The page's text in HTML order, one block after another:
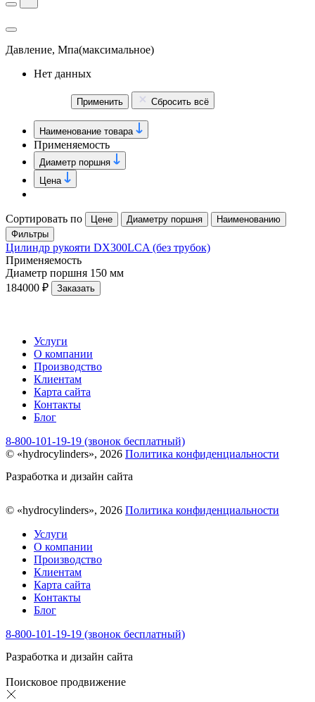
Давление, Мпа(максимальное)
Нет данных
Применить Сбросить всё
Наименование товара
Применяемость
Диаметр поршня
Цена
Сортировать по Цене Диаметру поршня
Наименованию
Фильтры
Цилиндр рукояти DX300LCA (без трубок)
Применяемость
Диаметр поршня 150 мм
184000 ₽
Заказать
Услуги
О компании
Производство
Клиентам
Карта сайта
Контакты
Блог
8-800-101-19-19 (звонок бесплатный)
© «hydrocylinders», 2026 Политика конфиденциальности
Разработка и дизайн сайта
© «hydrocylinders», 2026 Политика конфиденциальности
Услуги
О компании
Производство
Клиентам
Карта сайта
Контакты
Блог
8-800-101-19-19 (звонок бесплатный)
Разработка и дизайн сайта
Поисковое продвижение